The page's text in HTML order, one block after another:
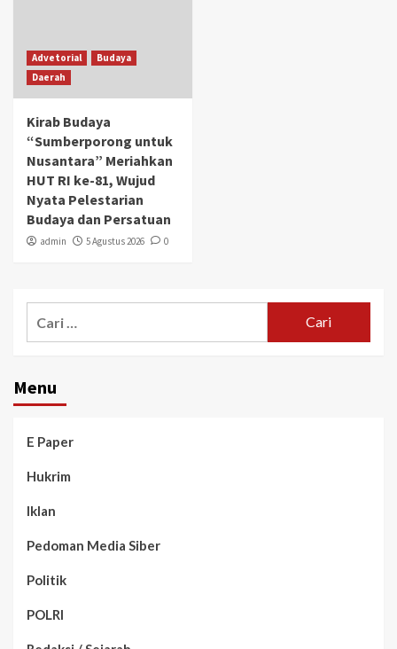
Advetorial
Budaya
Daerah
Kirab Budaya
“Sumberporong untuk
Nusantara” Meriahkan
HUT RI ke-81, Wujud
Nyata Pelestarian
Budaya dan Persatuan
admin 5 Agustus 2026 0
Menu
E Paper
Hukrim
Iklan
Pedoman Media Siber
Politik
POLRI